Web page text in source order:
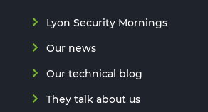
Lyon Security Mornings
Our news
Our technical blog
They talk about us